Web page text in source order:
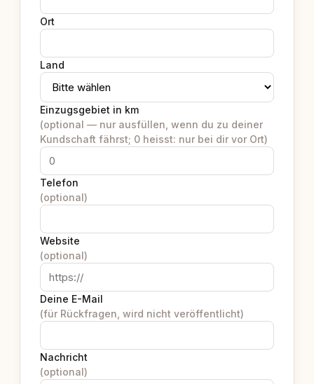
Ort
Land
Einzugsgebiet in km
(optional — nur ausfüllen, wenn du zu deiner
Kundschaft fährst; 0 heisst: nur bei dir vor Ort)
Telefon
(optional)
Website
(optional)
Deine E-Mail
(für Rückfragen, wird nicht veröffentlicht)
Nachricht
(optional)